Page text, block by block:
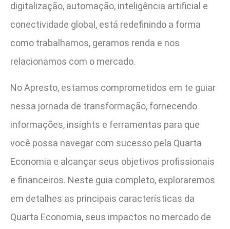
digitalização, automação, inteligência artificial e
conectividade global, está redefinindo a forma
como trabalhamos, geramos renda e nos
relacionamos com o mercado.
No Apresto, estamos comprometidos em te guiar
nessa jornada de transformação, fornecendo
informações, insights e ferramentas para que
você possa navegar com sucesso pela Quarta
Economia e alcançar seus objetivos profissionais
e financeiros. Neste guia completo, exploraremos
em detalhes as principais características da
Quarta Economia, seus impactos no mercado de